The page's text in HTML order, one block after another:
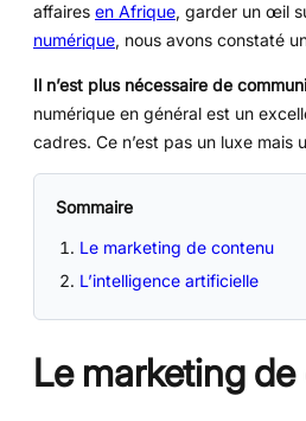
affaires en Afrique, garder un œil
numérique, nous avons constaté
Il n’est plus nécessaire de
numérique en général est un
cadres. Ce n’est pas un luxe
Sommaire
Le marketing de contenu
L’intelligence artificielle
Le marketing